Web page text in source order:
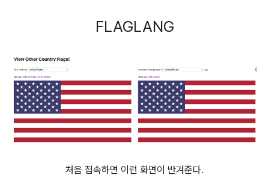
FLAGLANG
처음 접속하면 이런 화면이 반겨준다.